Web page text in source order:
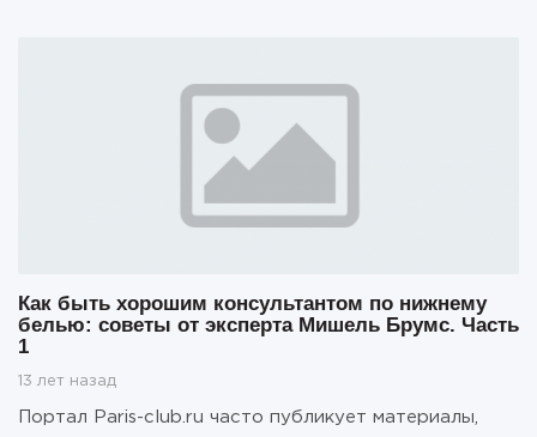
Как быть хорошим консультантом по нижнему
белью: советы от эксперта Мишель Брумс. Часть
1
13 лет назад
Портал Paris-club.ru часто публикует материалы,